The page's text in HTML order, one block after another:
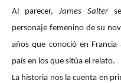
Al parecer, James Salterse
personaje femenino de su
años que conoció en
país en los que sitúa el relato.
La historia nos la cuenta en